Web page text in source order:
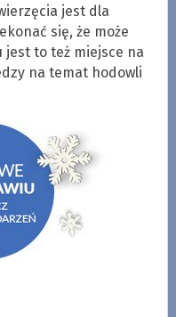
jest dla
się, że może
jest to też miejsce na
na temat hodowli